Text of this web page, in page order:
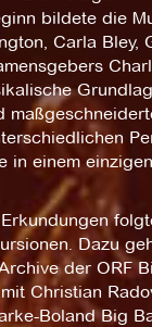
bildete die
Carla Bley,
in einem
Dazu
der ORF
Christian
Boland Big